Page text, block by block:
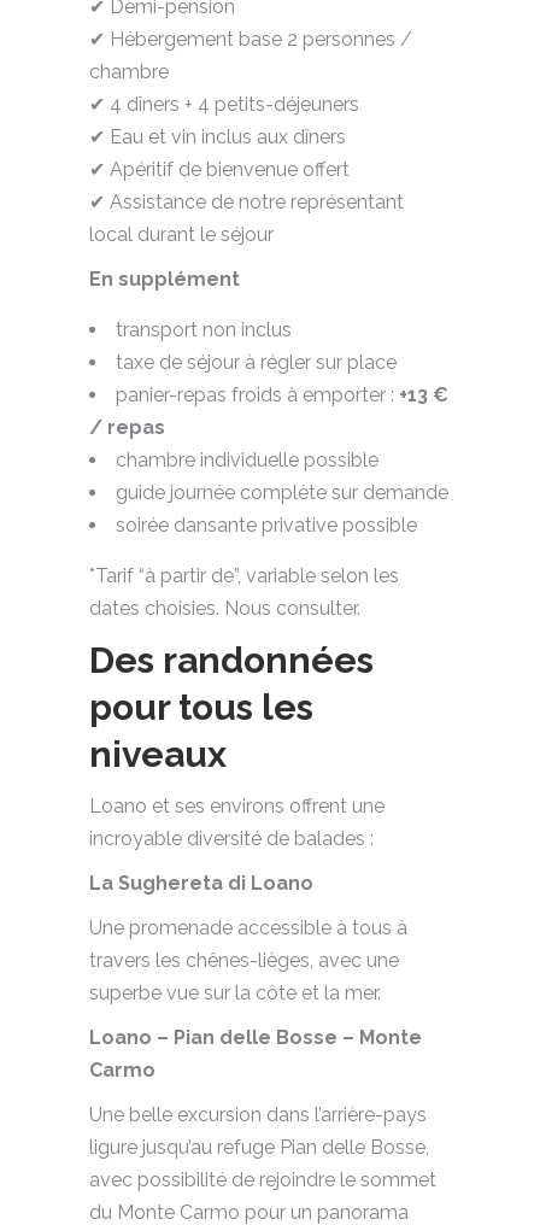
✔ Demi-pension
✔ Hébergement base 2 personnes /
chambre
✔ 4 dîners + 4 petits-déjeuners
✔ Eau et vin inclus aux dîners
✔ Apéritif de bienvenue offert
✔ Assistance de notre représentant
local durant le séjour
En supplément
transport non inclus
taxe de séjour à régler sur place
panier-repas froids à emporter : +13 €
/ repas
chambre individuelle possible
guide journée complète sur demande
soirée dansante privative possible
*Tarif “à partir de”, variable selon les
dates choisies. Nous consulter.
Des randonnées
pour tous les
niveaux
Loano et ses environs offrent une
incroyable diversité de balades :
La Sughereta di Loano
Une promenade accessible à tous à
travers les chênes-lièges, avec une
superbe vue sur la côte et la mer.
Loano – Pian delle Bosse – Monte
Carmo
Une belle excursion dans l’arrière-pays
ligure jusqu’au refuge Pian delle Bosse,
avec possibilité de rejoindre le sommet
du Monte Carmo pour un panorama